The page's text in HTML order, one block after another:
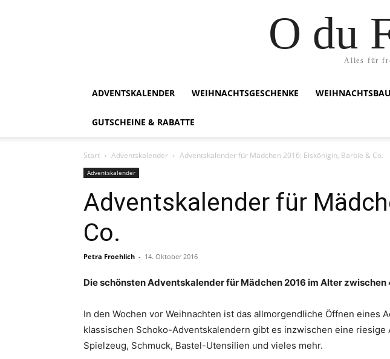
O du
Alles für
ADVENTSKALENDER WEIHNACHTSGESCHENKE
GUTSCHEINE & RABATTE
Start Adventskalender Adventskalender für Mädchen 2016: Eiskönigin, Barbie & Co.
Adventskalender
Adventskalender für
Co.
Petra Froehlich - 14. Oktober 2016
Die schönsten Adventskalender für Mädchen 2016 im Alter zwischen
In den Wochen vor Weihnachten ist das allmorgendliche Öffnen eines
klassischen Schoko-Adventskalendern gibt es inzwischen eine
Spielzeug, Schmuck, Bastel-Utensilien und vieles mehr.